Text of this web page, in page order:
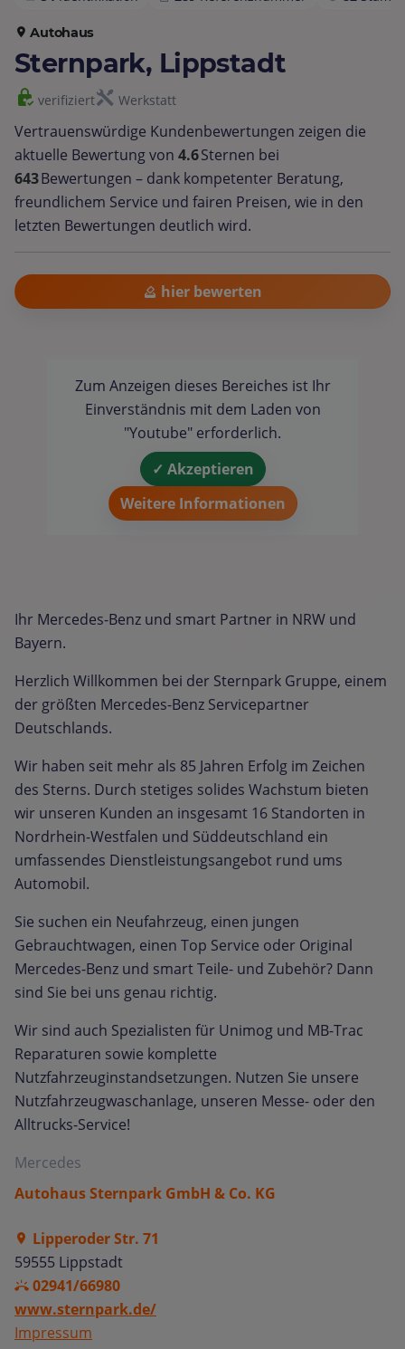
Autohaus
Sternpark, Lippstadt
verifiziert Werkstatt
Vertrauenswürdige Kundenbewertungen zeigen die
aktuelle Bewertung von 4.6Sternen bei
643Bewertungen – dank kompetenter Beratung,
freundlichem Service und fairen Preisen, wie in den
letzten Bewertungen deutlich wird.
hier bewerten
Zum Anzeigen dieses Bereiches ist Ihr
Einverständnis mit dem Laden von
"Youtube" erforderlich.
✓ Akzeptieren
Weitere Informationen
Ihr Mercedes-Benz und smart Partner in NRW und
Bayern.
Herzlich Willkommen bei der Sternpark Gruppe, einem
der größten Mercedes-Benz Servicepartner
Deutschlands.
Wir haben seit mehr als 85 Jahren Erfolg im Zeichen
des Sterns. Durch stetiges solides Wachstum bieten
wir unseren Kunden an insgesamt 16 Standorten in
Nordrhein-Westfalen und Süddeutschland ein
umfassendes Dienstleistungsangebot rund ums
Automobil.
Sie suchen ein Neufahrzeug, einen jungen
Gebrauchtwagen, einen Top Service oder Original
Mercedes-Benz und smart Teile- und Zubehör? Dann
sind Sie bei uns genau richtig.
Wir sind auch Spezialisten für Unimog und MB-Trac
Reparaturen sowie komplette
Nutzfahrzeuginstandsetzungen. Nutzen Sie unsere
Nutzfahrzeugwaschanlage, unseren Messe- oder den
Alltrucks-Service!
Mercedes
Autohaus Sternpark GmbH & Co. KG
Lipperoder Str. 71
59555 Lippstadt
02941/66980
www.sternpark.de/
Impressum